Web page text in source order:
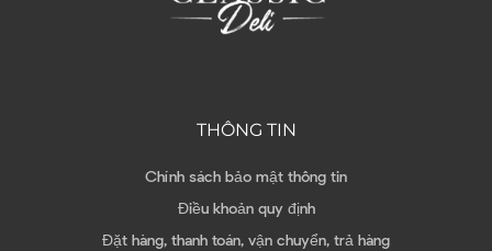
THÔNG TIN
Chính sách bảo mật thông tin
Điều khoản quy định
Đặt hàng, thanh toán, vận chuyển, trả hàng